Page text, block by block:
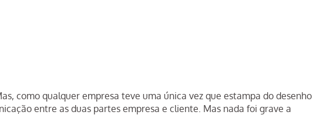
como qualquer empresa teve uma única vez que estampa do desenho
entre as duas partes empresa e cliente. Mas nada foi grave a